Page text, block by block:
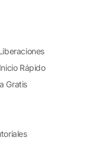
Rápido
Gratis